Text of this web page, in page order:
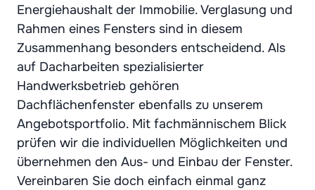
Energiehaushalt der Immobilie. Verglasung und
Rahmen eines Fensters sind in diesem
Zusammenhang besonders entscheidend. Als
auf Dacharbeiten spezialisierter
Handwerksbetrieb gehören
Dachflächenfenster ebenfalls zu unserem
Angebotsportfolio. Mit fachmännischem Blick
prüfen wir die individuellen Möglichkeiten und
übernehmen den Aus- und Einbau der Fenster.
Vereinbaren Sie doch einfach einmal ganz